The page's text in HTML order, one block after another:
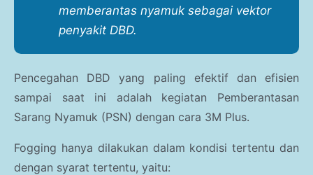
memberantas nyamuk sebagai vektor
penyakit DBD.
Pencegahan DBD yang paling efektif dan efisien
sampai saat ini adalah kegiatan Pemberantasan
Sarang Nyamuk (PSN) dengan cara 3M Plus.
Fogging hanya dilakukan dalam kondisi tertentu dan
dengan syarat tertentu, yaitu: